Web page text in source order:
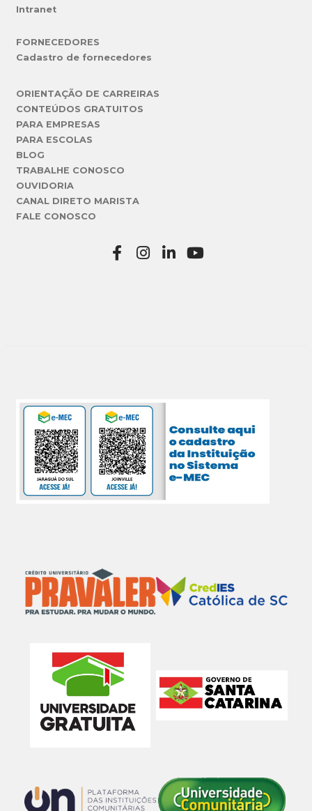
Intranet
FORNECEDORES
Cadastro de fornecedores
ORIENTAÇÃO DE CARREIRAS
CONTEÚDOS GRATUITOS
PARA EMPRESAS
PARA ESCOLAS
BLOG
TRABALHE CONOSCO
OUVIDORIA
CANAL DIRETO MARISTA
FALE CONOSCO